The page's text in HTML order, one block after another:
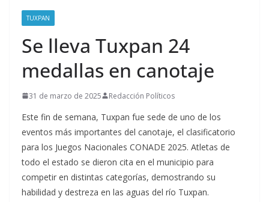
TUXPAN
Se lleva Tuxpan 24
medallas en canotaje
31 de marzo de 2025 Redacción Políticos
Este fin de semana, Tuxpan fue sede de uno de los
eventos más importantes del canotaje, el clasificatorio
para los Juegos Nacionales CONADE 2025. Atletas de
todo el estado se dieron cita en el municipio para
competir en distintas categorías, demostrando su
habilidad y destreza en las aguas del río Tuxpan.